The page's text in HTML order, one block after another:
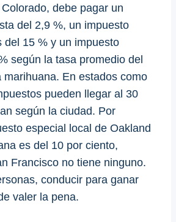
debe pagar un
del 2,9 %, un impuesto
del 15 % y un impuesto
según la tasa promedio del
marihuana. En estados como
pueden llegar al 30
según la ciudad. Por
especial local de Oakland
es del 10 por ciento,
Francisco no tiene ninguno.
conducir para ganar
valer la pena.